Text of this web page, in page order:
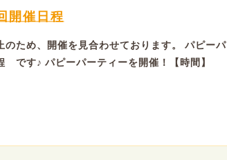
開催日程
ため、開催を見合わせております。 パピーパ
す♪ パピーパーティーを開催！【時間】